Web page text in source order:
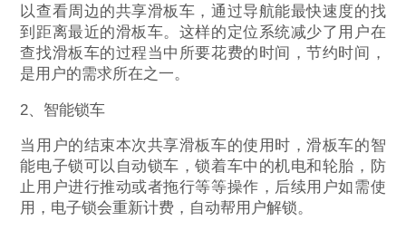
以查看周边的共享滑板车，通过导航能最快速度的找
到距离最近的滑板车。这样的定位系统减少了用户在
查找滑板车的过程当中所要花费的时间，节约时间，
是用户的需求所在之一。
2、智能锁车
当用户的结束本次共享滑板车的使用时，滑板车的智
能电子锁可以自动锁车，锁着车中的机电和轮胎，防
止用户进行推动或者拖行等等操作，后续用户如需使
用，电子锁会重新计费，自动帮用户解锁。